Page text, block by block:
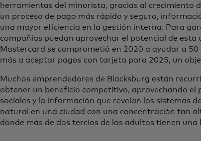
herramientas del minorista, gracias al crecimiento
un proceso de pago más rápido y seguro,
una mayor eficiencia en la gestión interna. Para
compañías puedan aprovechar el potencial de esta
Mastercard se comprometió en 2020 a ayudar a
más a aceptar pagos con tarjeta para 2025, un
Muchos emprendedores de Blacksburg están
obtener un beneficio competitivo, aprovechando el
sociales y la información que revelan los sistemas
natural en una ciudad con una concentración tan
donde más de dos tercios de los adultos tienen una